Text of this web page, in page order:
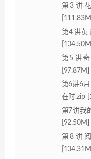
第3讲
[111.83M]
第4讲英
[104.50M]
第5讲
[97.87M]
第6讲6
在时.zip
第7讲我
[92.50M]
第8讲
[104.31M]